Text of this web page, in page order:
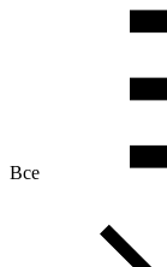
Все